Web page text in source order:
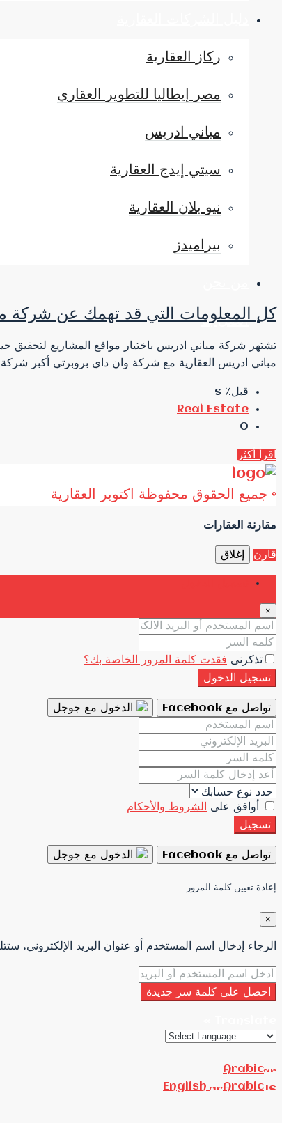
ركاز العقارية
مصر إيطاليا للتطوير العقاري
مباني ادريس
سيتي إيدج العقارية
نيو بلان العقارية
بيراميدز
اتصل بنا
كل المعلومات التي قد تهمك عن شركة
مباني ادريس العقارية مع شركة وان داي بروبرتي أكبر
قبل٪ s
Real Estate
0
اقرأ أكثر
© جميع الحقوق محفوظة اكتوبر العقارية
مقارنة العقارات
قارن إغلاق
×
تذكرنى فقدت كلمة المرور الخاصة بك؟
تسجيل الدخول
تواصل مع Facebook الدخول مع جوجل
أوافق على
الشروط والأحكام
تسجيل
تواصل مع Facebook الدخول مع جوجل
إعادة تعيين كلمة المرور
×
الرجاء إدخال اسم المستخدم أو عنوان البريد الإلكتروني.
احصل على كلمة سر جديدة
Arabic
English
Arabic